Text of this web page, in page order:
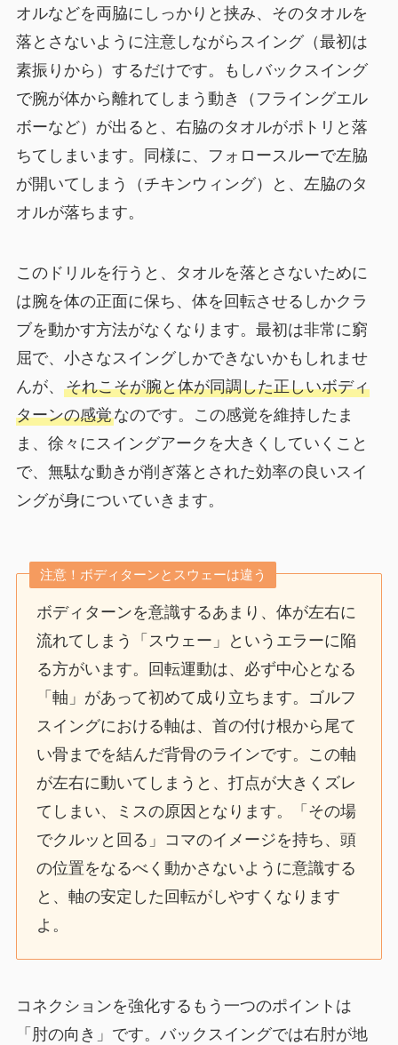
オルなどを両脇にしっかりと挟み、そのタオルを
落とさないように注意しながらスイング（最初は
素振りから）するだけです。もしバックスイング
で腕が体から離れてしまう動き（フライングエル
ボーなど）が出ると、右脇のタオルがポトリと落
ちてしまいます。同様に、フォロースルーで左脇
が開いてしまう（チキンウィング）と、左脇のタ
オルが落ちます。
このドリルを行うと、タオルを落とさないために
は腕を体の正面に保ち、体を回転させるしかクラ
ブを動かす方法がなくなります。最初は非常に窮
屈で、小さなスイングしかできないかもしれませ
んが、 それこそが腕と体が同調した正しいボディ
ターンの感覚なのです。この感覚を維持したま
ま、徐々にスイングアークを大きくしていくこと
で、無駄な動きが削ぎ落とされた効率の良いスイ
ングが身についていきます。
注意！ボディターンとスウェーは違う
ボディターンを意識するあまり、体が左右に
流れてしまう「スウェー」というエラーに陥
る方がいます。回転運動は、必ず中心となる
「軸」があって初めて成り立ちます。ゴルフ
スイングにおける軸は、首の付け根から尾て
い骨までを結んだ背骨のラインです。この軸
が左右に動いてしまうと、打点が大きくズレ
てしまい、ミスの原因となります。「その場
でクルッと回る」コマのイメージを持ち、頭
の位置をなるべく動かさないように意識する
と、軸の安定した回転がしやすくなります
よ。
コネクションを強化するもう一つのポイントは
「肘の向き」です。バックスイングでは右肘が地